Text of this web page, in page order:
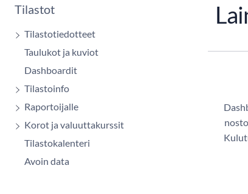
Tilastot
Tilastotiedotteet
Taulukot ja kuviot
Dashboardit
Tilastoinfo
Raportoijalle
Korot ja valuuttakurssit
Tilastokalenteri
Avoin data